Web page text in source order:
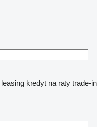
leasing kredyt na raty trade-in